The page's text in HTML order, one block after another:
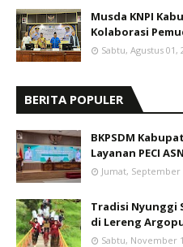
Musda KNPI
Kolaborasi
Sabtu, Agustus 01,
BERITA POPULER
BKPSDM
Layanan PECI
Jumat, September
Tradisi Nyunggi
di Lereng
Sabtu, November